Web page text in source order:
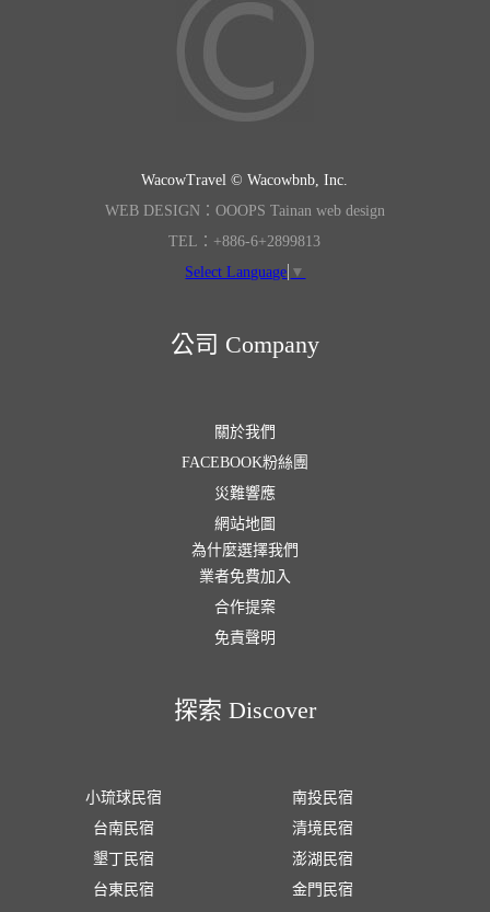
WacowTravel © Wacowbnb, Inc.
WEB DESIGN：OOOPS Tainan web design
TEL：+886-6+2899813
Select Language ▼
公司 Company
關於我們
FACEBOOK粉絲團
災難響應
網站地圖
為什麼選擇我們
業者免費加入
合作提案
免責聲明
探索 Discover
小琉球民宿
台南民宿
墾丁民宿
台東民宿
南投民宿
清境民宿
澎湖民宿
金門民宿